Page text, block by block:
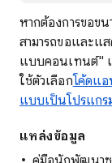
หากต้องการขอข
สามารถขอและแ
แบบคอนเทนต์"
ใช้ตัวเลือกโค้ดแ
แบบเป็นโปรแกร
แหล่งข้อมูล